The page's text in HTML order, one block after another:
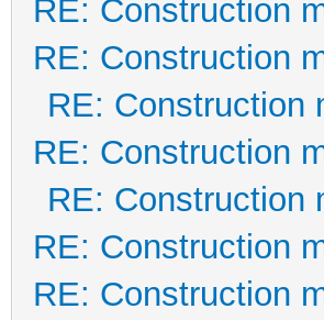
RE: Construction
RE: Construction
RE: Construction
RE: Construction
RE: Construction
RE: Construction
RE: Construction